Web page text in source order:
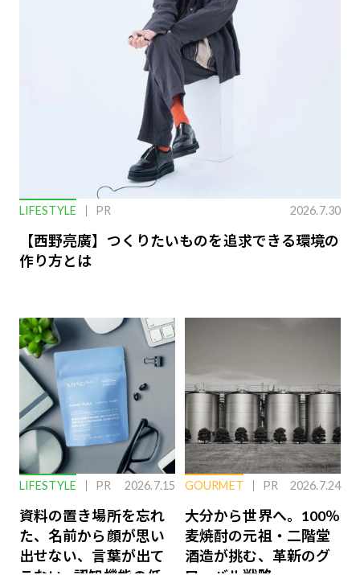
LIFESTYLE PR 2026.7.30
【西野亮廣】つくりたいものを追求できる環境の
作り方とは
LIFESTYLE PR 2026.7.15
資料の置き場所を忘れ
た、名前から顔が思い
出せない、言葉が出て
GOURMET PR 2026.7.24
大分から世界へ。100％
麦焼酎の元祖・二階堂
酒造が挑む、革新のグ